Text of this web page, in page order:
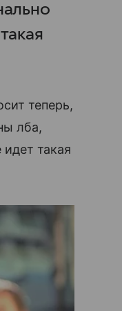
теперь,
лба,
такая